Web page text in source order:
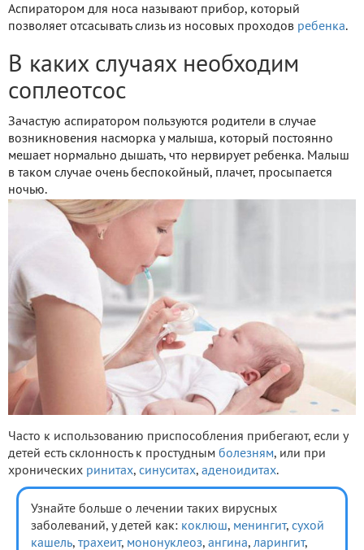
Аспиратором для носа называют прибор, который
позволяет отсасывать слизь из носовых проходов ребенка.
В каких случаях необходим
соплеотсос
Зачастую аспиратором пользуются родители в случае
возникновения насморка у малыша, который постоянно
мешает нормально дышать, что нервирует ребенка. Малыш
в таком случае очень беспокойный, плачет, просыпается
ночью.
Часто к использованию приспособления прибегают, если у
детей есть склонность к простудным болезням, или при
хронических ринитах, синуситах, аденоидитах.
Узнайте больше о лечении таких вирусных
заболеваний, у детей как: коклюш, менингит, сухой
кашель, трахеит, мононуклеоз, ангина, ларингит,